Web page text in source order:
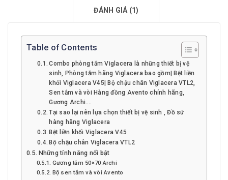
ĐÁNH GIÁ (1)
Table of Contents
Combo phòng tắm Viglacera là những thiết bị vệ
sinh, Phòng tắm hãng Viglacera bao gồm| Bệt liền
khối Viglacera V45| Bộ chậu chân Viglacera VTL2,
Sen tắm và vòi Hàng đồng Avento chính hãng,
Gương Archi….
Tại sao lại nên lựa chọn thiết bị vệ sinh , Đồ sứ
hàng hãng Viglacera
Bệt liền khối Viglacera V45
Bộ chậu chân Viglacera VTL2
Những tính năng nổi bật
Gương tắm 50×70 Archi
Bộ sen tắm và vòi Avento